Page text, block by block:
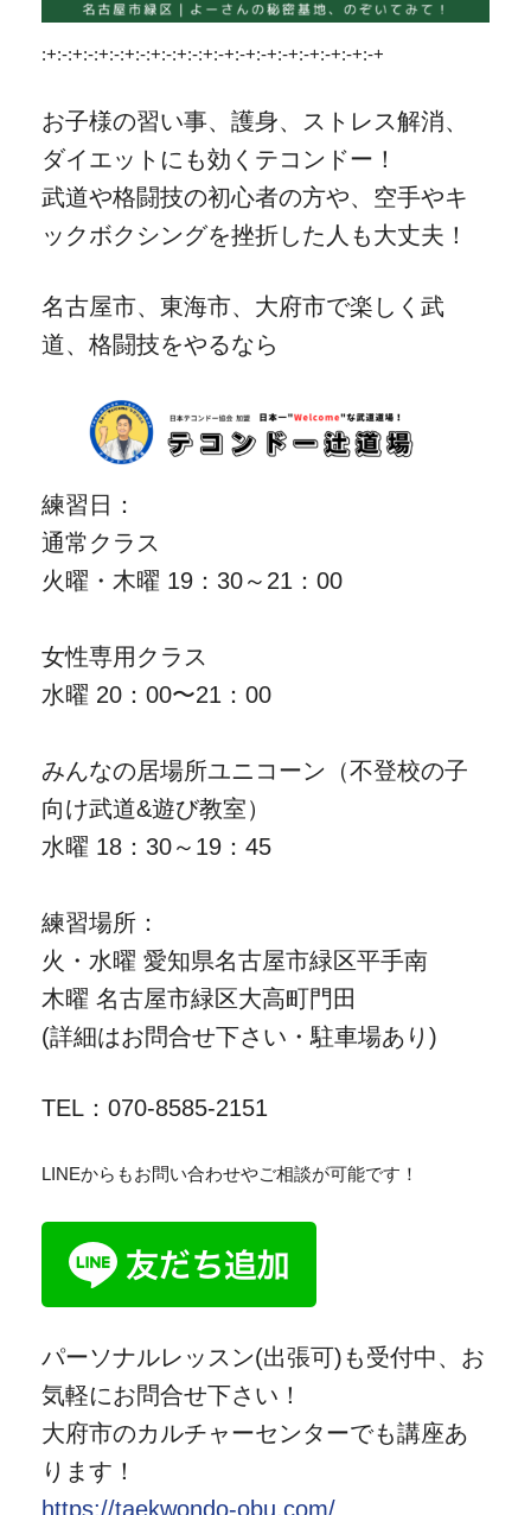
:+:-:+:-:+:-:+:-:+:-:+:-:+:-+:-+:-+:-+:-+:-+:-+:-+
お子様の習い事、護身、ストレス解消、
ダイエットにも効くテコンドー！
武道や格闘技の初心者の方や、空手やキ
ックボクシングを挫折した人も大丈夫！
名古屋市、東海市、大府市で楽しく武
道、格闘技をやるなら
練習日：
通常クラス
火曜・木曜 19：30～21：00
女性専用クラス
水曜 20：00〜21：00
みんなの居場所ユニコーン（不登校の子
向け武道&遊び教室）
水曜 18：30～19：45
練習場所：
火・水曜 愛知県名古屋市緑区平手南
木曜 名古屋市緑区大高町門田
(詳細はお問合せ下さい・駐車場あり)
TEL：070-8585-2151
LINEからもお問い合わせやご相談が可能です！
パーソナルレッスン(出張可)も受付中、お
気軽にお問合せ下さい！
大府市のカルチャーセンターでも講座あ
ります！
https://taekwondo-obu.com/